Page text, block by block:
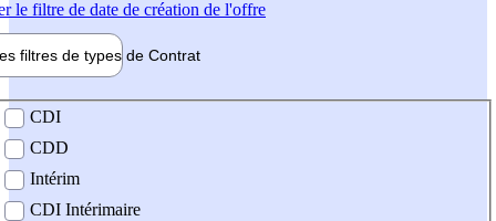
le filtre de date de création de l'offre
filtres de types de Contrat
contrat
CDI
CDD
Intérim
CDI Intérimaire